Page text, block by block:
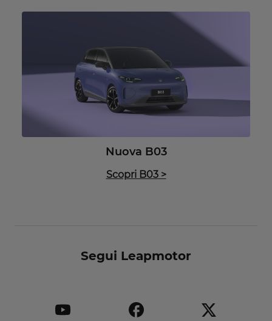
Nuova B03
Scopri B03>
Segui Leapmotor